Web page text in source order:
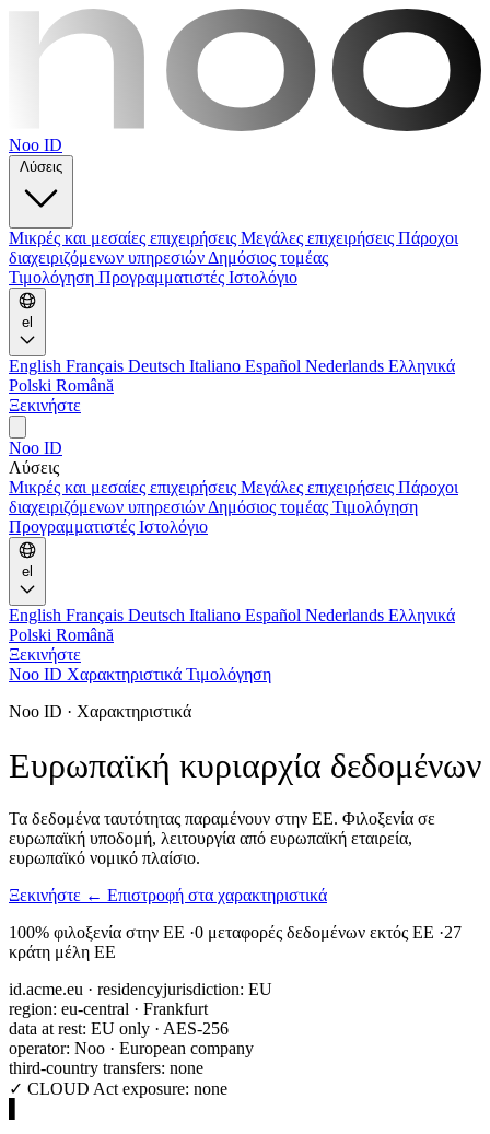
Noo ID
Μικρές και μεσαίες επιχειρήσεις Μεγάλες επιχειρήσεις Πάροχοι
διαχειριζόμενων υπηρεσιών Δημόσιος τομέας
Τιμολόγηση Προγραμματιστές Ιστολόγιο
el
English Français Deutsch Italiano Español Nederlands Ελληνικά
Polski Română
Ξεκινήστε
Noo ID
Λύσεις
Μικρές και μεσαίες επιχειρήσεις Μεγάλες επιχειρήσεις Πάροχοι
διαχειριζόμενων υπηρεσιών Δημόσιος τομέας Τιμολόγηση
Προγραμματιστές Ιστολόγιο
el
English Français Deutsch Italiano Español Nederlands Ελληνικά
Polski Română
Ξεκινήστε
Noo ID Χαρακτηριστικά Τιμολόγηση
Noo ID · Χαρακτηριστικά
Ευρωπαϊκή κυριαρχία δεδομένων
Τα δεδομένα ταυτότητας παραμένουν στην ΕΕ. Φιλοξενία σε
ευρωπαϊκή υποδομή, λειτουργία από ευρωπαϊκή εταιρεία,
ευρωπαϊκό νομικό πλαίσιο.
Ξεκινήστε ← Επιστροφή στα χαρακτηριστικά
100% φιλοξενία στην ΕΕ ·0 μεταφορές δεδομένων εκτός ΕΕ ·27
κράτη μέλη ΕΕ
id.acme.eu · residencyjurisdiction: EU
region: eu-central · Frankfurt
data at rest: EU only · AES-256
operator: Noo · European company
third-country transfers: none
✓ CLOUD Act exposure: none